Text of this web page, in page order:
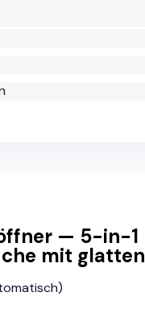
— 5-in-1
mit